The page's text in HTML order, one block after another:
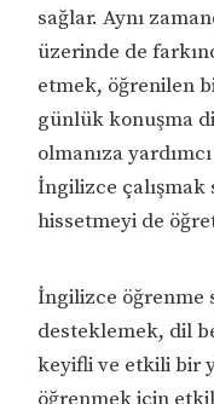
sağlar. Aynı
üzerinde de
etmek, öğrenilen
günlük konuşma
olmanıza
İngilizce
hissetmeyi de
İngilizce öğrenme
desteklemek, dil
keyifli ve etkili bir